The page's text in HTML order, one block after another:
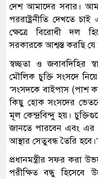
দেশ আমাদের সবার।
পররাষ্ট্রনীতি দেখতে
ক্ষেত্রে বিরোধী দল
সরকারকে আশ্বস্ত করছি
স্বচ্ছতা ও জবাবদিহির
মৌলিক চুক্তি সংসদে
‘সংসদকে বাইপাস (পাশ
কিছু হোক সংসদের
মূল কেন্দ্রবিন্দু হয়।
জানতে পারবেন এবং এর
আস্থার সেতুবন্ধ তৈরি হবে।’
প্রধানমন্ত্রীর সফর করা
পরীক্ষিত বন্ধু হিসেবে